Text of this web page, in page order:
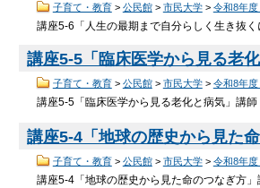
子育て・教育> 公民館> 市民大学> 令和8年
講座5-6「人生の最期まで自分らしく生き抜
講座5-5「臨床医学から見る老
子育て・教育> 公民館> 市民大学> 令和8年
講座5-5「臨床医学から見る老化と病気」
講座5-4「地球の歴史から見た
子育て・教育> 公民館> 市民大学> 令和8年
講座5-4「地球の歴史から見た命のつなぎ方